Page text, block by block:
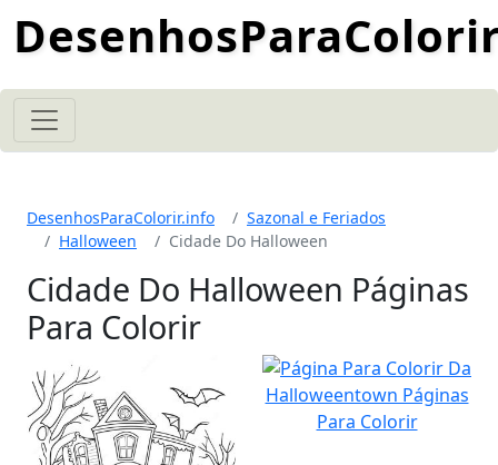
DesenhosParaColorir.info
Sazonal e Feriados
Halloween
Cidade Do Halloween
Cidade Do Halloween Páginas
Para Colorir